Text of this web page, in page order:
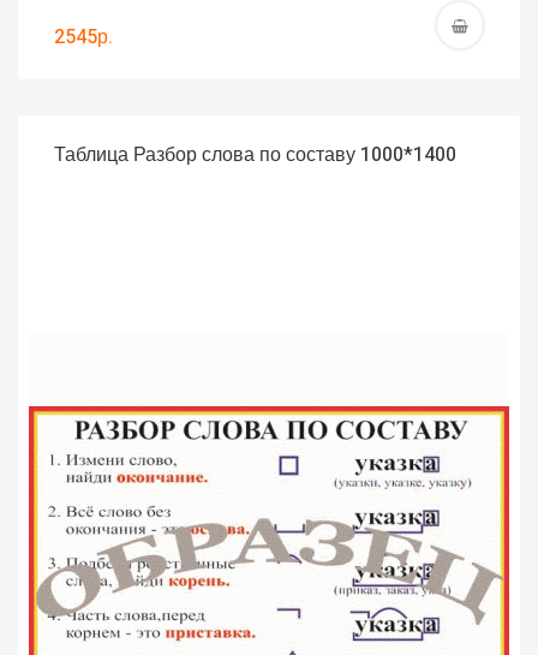
2545р.
Таблица Разбор слова по составу 1000*1400